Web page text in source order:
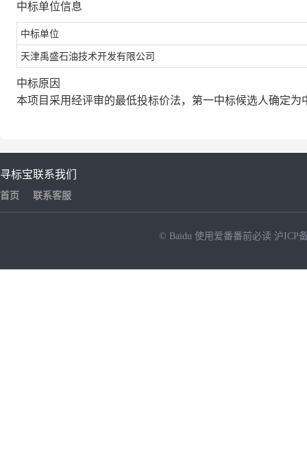
中标单位信息
中标单位
天津禹盛石油技术开发有限公司
中标原因
本项目采用经评审的最低投标价法，第一中标候选人确定为
寻标宝
首页
联系我们
联系客服
© Baidu 使用爱番番前必读 沪ICP